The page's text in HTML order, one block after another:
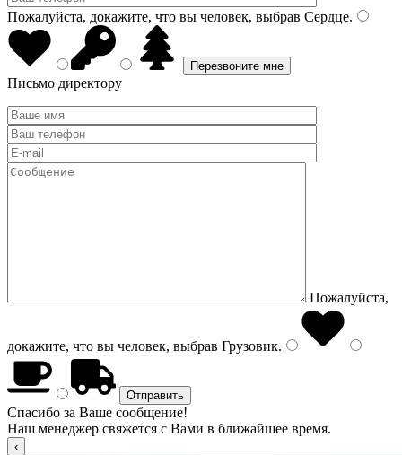
Пожалуйста, докажите, что вы человек, выбрав Сердце.
Письмо директору
Пожалуйста,
докажите, что вы человек, выбрав Грузовик.
Спасибо за Ваше сообщение!
Наш менеджер свяжется с Вами в ближайшее время.